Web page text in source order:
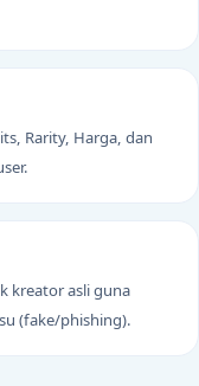
Rarity, Harga, dan
kreator asli guna
(fake/phishing).